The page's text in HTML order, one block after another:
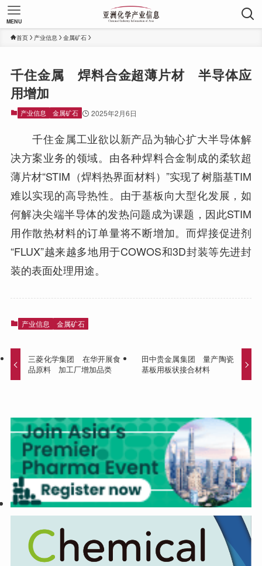
MENU
首页 产业信息 金属矿石
千住金属 焊料合金超薄片材 半导体应
用增加
产业信息 金属矿石 2025年2月6日
千住金属工业欲以新产品为轴心扩大半导体解
决方案业务的领域。由各种焊料合金制成的柔软超
薄片材“STIM（焊料热界面材料）”实现了树脂基TIM
难以实现的高导热性。由于基板向大型化发展，如
何解决尖端半导体的发热问题成为课题，因此STIM
用作散热材料的订单量将不断增加。而焊接促进剂
“FLUX”越来越多地用于COWOS和3D封装等先进封
装的表面处理用途。
产业信息 金属矿石
三菱化学集团 在华开展食
品原料 加工厂增加品类
田中贵金属集团 量产陶瓷
基板用板状接合材料